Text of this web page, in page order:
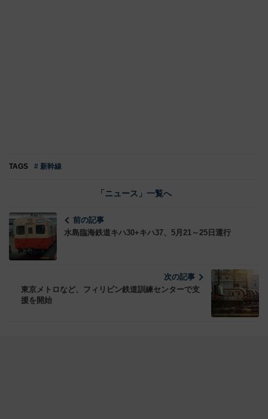
TAGS # 新幹線
「ニュース」一覧へ
前の記事
水島臨海鉄道キハ30+キハ37、5月21～25日運行
次の記事
東京メトロなど、フィリピン鉄道訓練センターで支
援を開始